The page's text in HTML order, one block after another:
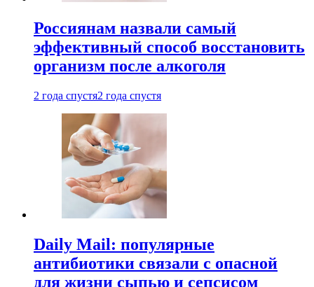
Россиянам назвали самый
эффективный способ восстановить
организм после алкоголя
2 года спустя2 года спустя
Daily Mail: популярные
антибиотики связали с опасной
для жизни сыпью и сепсисом